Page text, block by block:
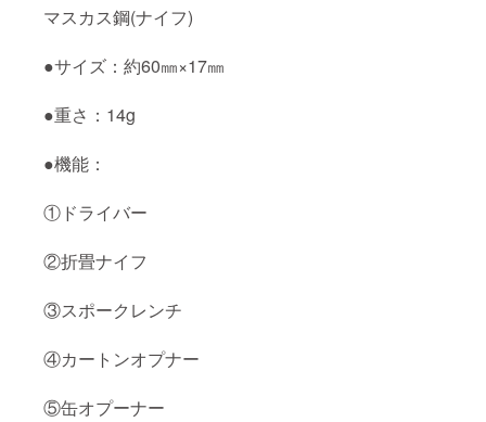
マスカス鋼(ナイフ)
●サイズ：約60㎜×17㎜
●重さ：14g
●機能：
①ドライバー
②折畳ナイフ
③スポークレンチ
④カートンオプナー
⑤缶オプーナー